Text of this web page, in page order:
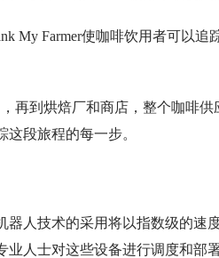
My Farmer使咖啡饮用者可以
再到烘焙厂和商店，整个咖啡
段旅程的每一步。
器人技术的采用将以指数级的速
业人士对这些设备进行调度和部